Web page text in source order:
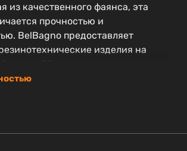
из качественного фаянса, эта
прочностью и
BelBagno предоставляет
изделия на
о высоком качестве материалов
и стиль для вашей